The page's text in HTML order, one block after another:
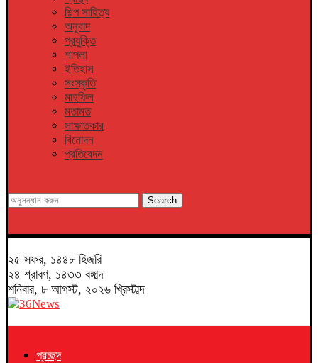
শিল্প সাহিত্য
অনুবাদ
প্রযুক্তি
শাপলা
ইতিহাস
সংস্কৃতি
মাহফিল
মতামত
সাক্ষাতকার
বিনোদন
প্রতিবেদন
Search
২৫ সফর, ১৪৪৮ হিজরি
২৪ শ্রাবণ, ১৪৩৩ বঙ্গাব্দ
শনিবার, ৮ আগস্ট, ২০২৬ খ্রিস্টাব্দ
প্রচ্ছদ